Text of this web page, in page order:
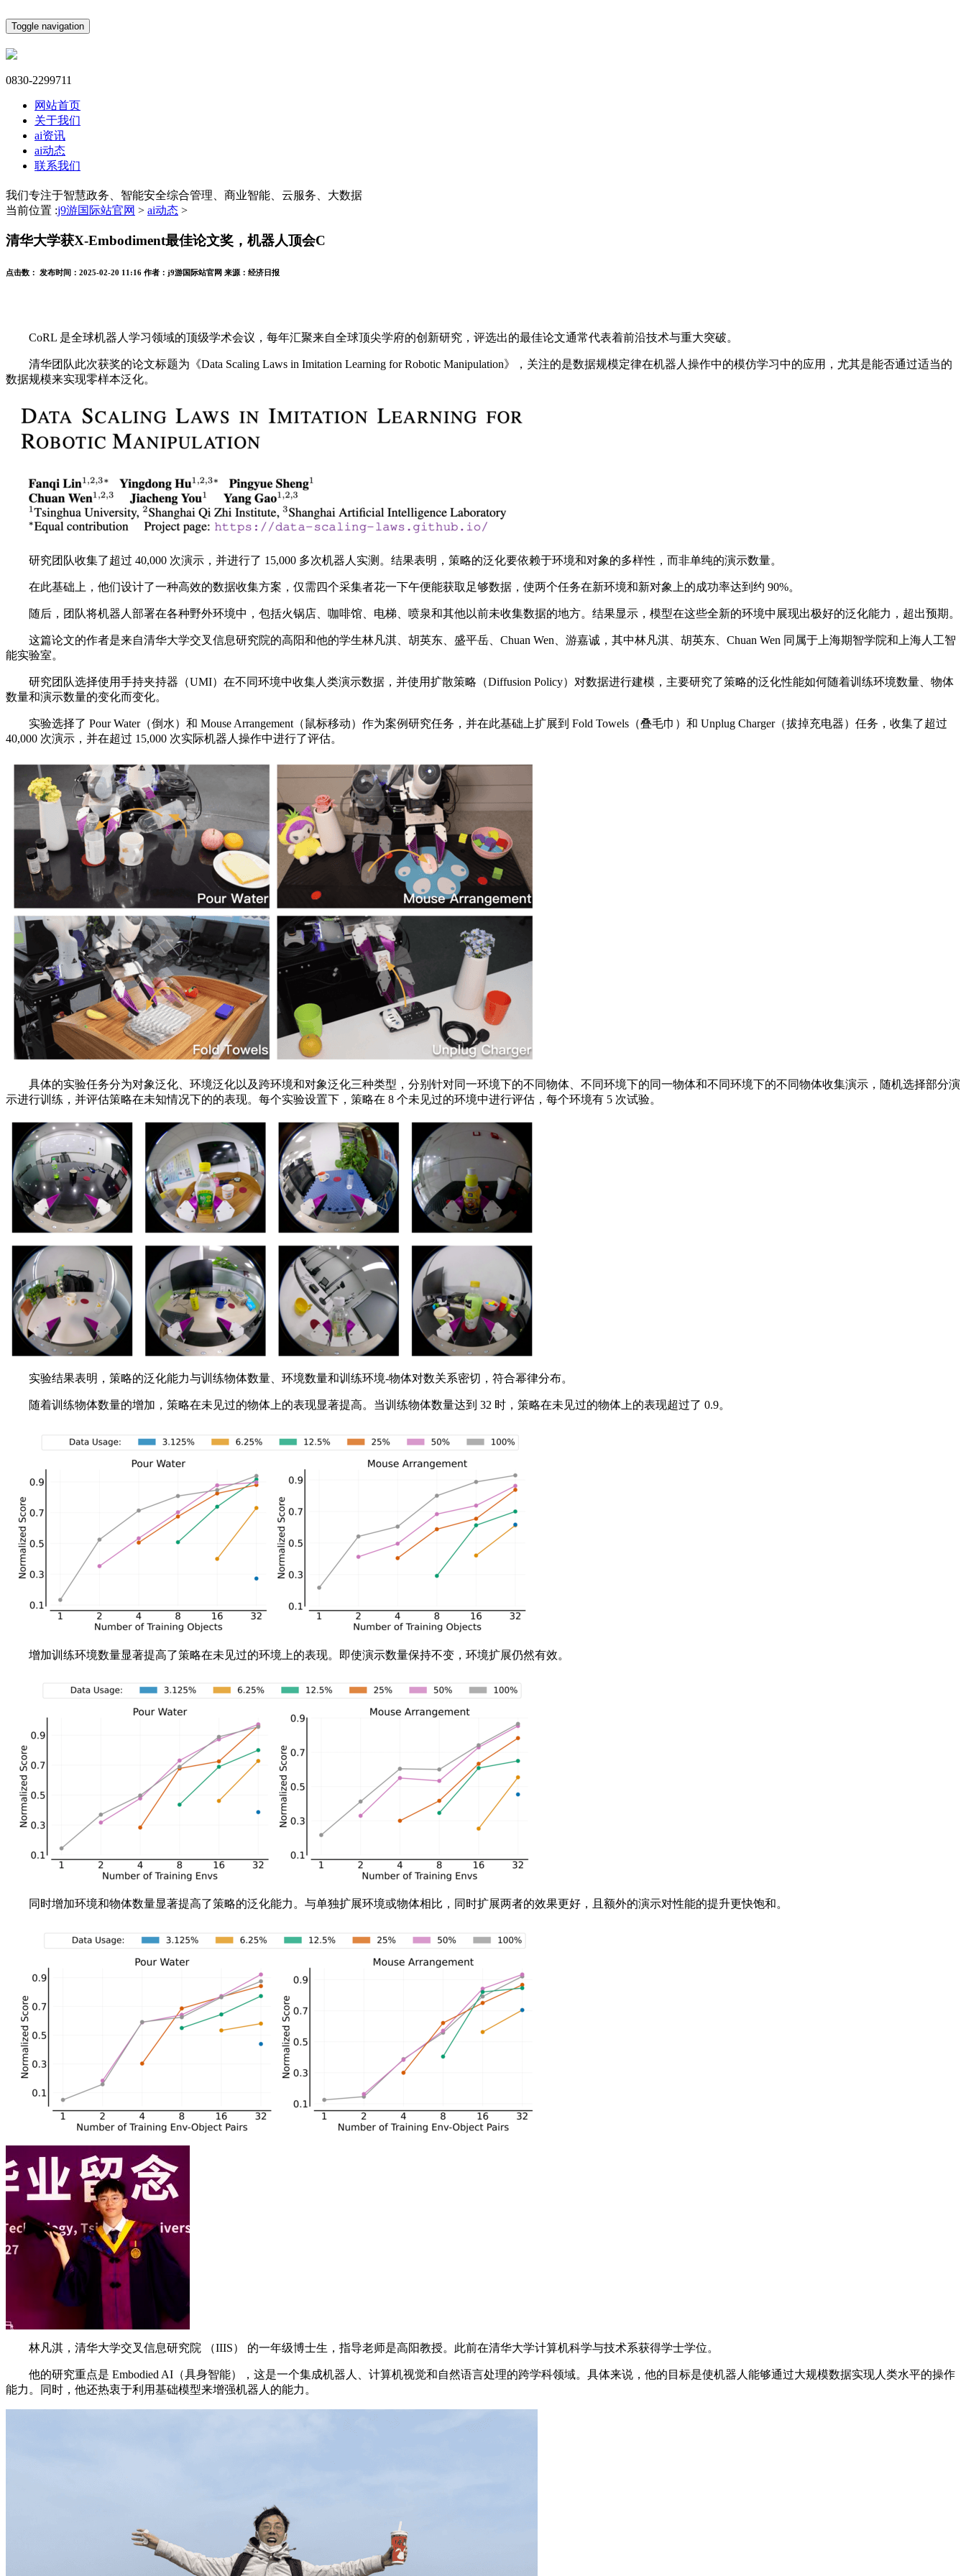
Toggle navigation
0830-2299711
网站首页
关于我们
ai资讯
ai动态
联系我们
我们专注于智慧政务、智能安全综合管理、商业智能、云服务、大数据
当前位置 :j9游国际站官网 > ai动态 >
清华大学获X-Embodiment最佳论文奖，机器人顶会C
点击数： 发布时间： 2025-02-20 11:16 作者： j9游国际站官网 来源： 经济日报
CoRL 是全球机器人学习领域的顶级学术会议，每年汇聚来自全球顶尖学府的创新研究，评选出的最佳论文通常代表着前沿技术与重大突破。
清华团队此次获奖的论文标题为《Data Scaling Laws in Imitation Learning for Robotic Manipulation》，关注的是数据规模定律在机器人操作中的模仿学习中的应用，尤其是能否通过适当的
数据规模来实现零样本泛化。
研究团队收集了超过 40,000 次演示，并进行了 15,000 多次机器人实测。结果表明，策略的泛化要依赖于环境和对象的多样性，而非单纯的演示数量。
在此基础上，他们设计了一种高效的数据收集方案，仅需四个采集者花一下午便能获取足够数据，使两个任务在新环境和新对象上的成功率达到约 90%。
随后，团队将机器人部署在各种野外环境中，包括火锅店、咖啡馆、电梯、喷泉和其他以前未收集数据的地方。结果显示，模型在这些全新的环境中展现出极好的泛化能力，超出预期。
这篇论文的作者是来自清华大学交叉信息研究院的高阳和他的学生林凡淇、胡英东、盛平岳、Chuan Wen、游嘉诚，其中林凡淇、胡英东、Chuan Wen 同属于上海期智学院和上海人工智
能实验室。
研究团队选择使用手持夹持器（UMI）在不同环境中收集人类演示数据，并使用扩散策略（Diffusion Policy）对数据进行建模，主要研究了策略的泛化性能如何随着训练环境数量、物体
数量和演示数量的变化而变化。
实验选择了 Pour Water（倒水）和 Mouse Arrangement（鼠标移动）作为案例研究任务，并在此基础上扩展到 Fold Towels（叠毛巾）和 Unplug Charger（拔掉充电器）任务，收集了超过
40,000 次演示，并在超过 15,000 次实际机器人操作中进行了评估。
具体的实验任务分为对象泛化、环境泛化以及跨环境和对象泛化三种类型，分别针对同一环境下的不同物体、不同环境下的同一物体和不同环境下的不同物体收集演示，随机选择部分演
示进行训练，并评估策略在未知情况下的的表现。每个实验设置下，策略在 8 个未见过的环境中进行评估，每个环境有 5 次试验。
实验结果表明，策略的泛化能力与训练物体数量、环境数量和训练环境-物体对数关系密切，符合幂律分布。
随着训练物体数量的增加，策略在未见过的物体上的表现显著提高。当训练物体数量达到 32 时，策略在未见过的物体上的表现超过了 0.9。
增加训练环境数量显著提高了策略在未见过的环境上的表现。即使演示数量保持不变，环境扩展仍然有效。
同时增加环境和物体数量显著提高了策略的泛化能力。与单独扩展环境或物体相比，同时扩展两者的效果更好，且额外的演示对性能的提升更快饱和。
林凡淇，清华大学交叉信息研究院 （IIIS） 的一年级博士生，指导老师是高阳教授。此前在清华大学计算机科学与技术系获得学士学位。
他的研究重点是 Embodied AI（具身智能），这是一个集成机器人、计算机视觉和自然语言处理的跨学科领域。具体来说，他的目标是使机器人能够通过大规模数据实现人类水平的操作
能力。同时，他还热衷于利用基础模型来增强机器人的能力。